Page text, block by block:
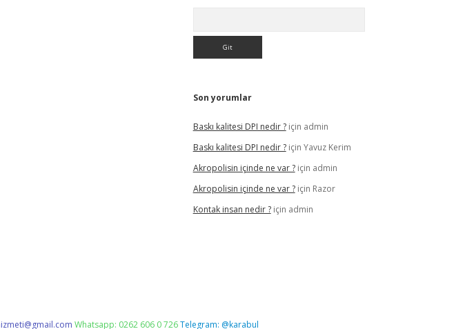
Son yorumlar
Baskı kalitesi DPI nedir ?için admin
Baskı kalitesi DPI nedir ?için Yavuz Kerim
Akropolisin içinde ne var ?için admin
Akropolisin içinde ne var ?için Razor
Kontak insan nedir ?için admin
Whatsapp: 0262 606 0 726Telegram: @karabul